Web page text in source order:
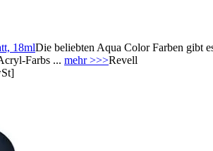
18mlDie beliebten Aqua Color Farben gibt
Farbs ... mehr >>>Revell